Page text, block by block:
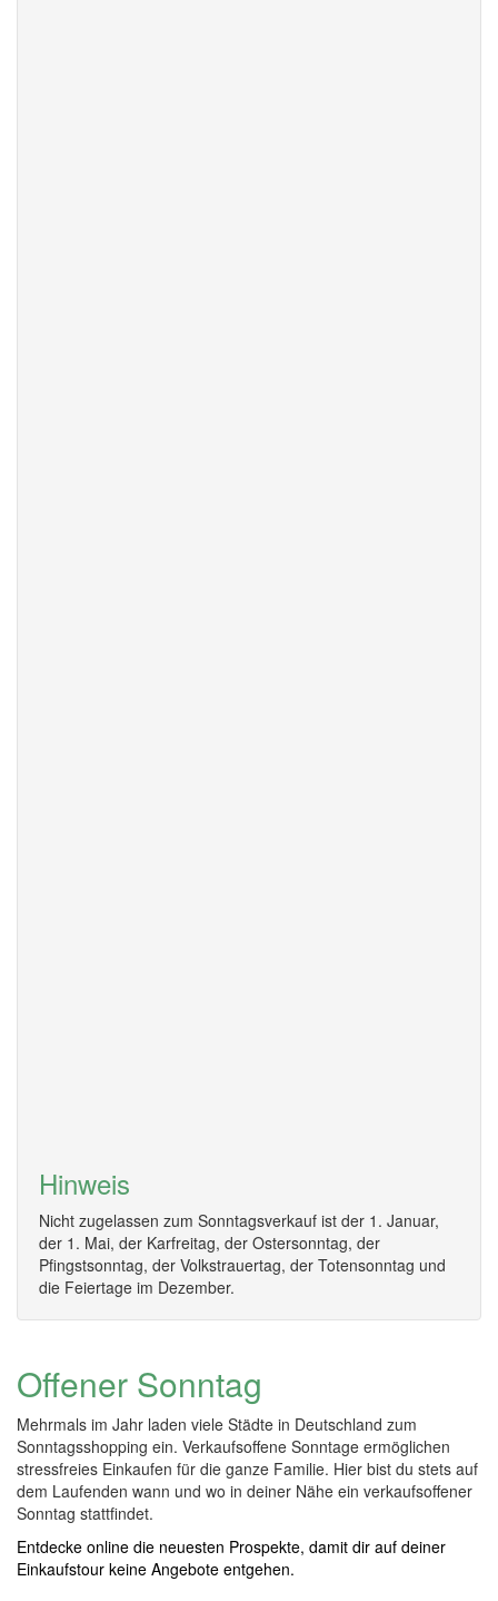
Hinweis
Nicht zugelassen zum Sonntagsverkauf ist der 1. Januar,
der 1. Mai, der Karfreitag, der Ostersonntag, der
Pfingstsonntag, der Volkstrauertag, der Totensonntag und
die Feiertage im Dezember.
Offener Sonntag
Mehrmals im Jahr laden viele Städte in Deutschland zum
Sonntagsshopping ein. Verkaufsoffene Sonntage ermöglichen
stressfreies Einkaufen für die ganze Familie. Hier bist du stets auf
dem Laufenden wann und wo in deiner Nähe ein verkaufsoffener
Sonntag stattfindet.
Entdecke online die neuesten Prospekte, damit dir auf deiner
Einkaufstour keine Angebote entgehen.